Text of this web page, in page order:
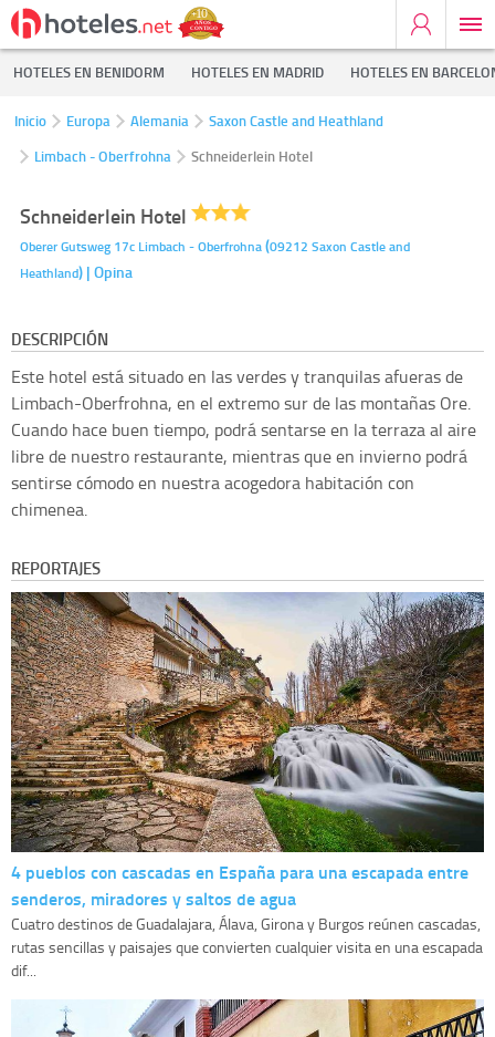
HOTELES EN BENIDORM HOTELES EN MADRID HOTELES EN
Inicio Europa Alemania
Saxon Castle and Heathland
Limbach - Oberfrohna
Schneiderlein Hotel
Schneiderlein Hotel
Oberer Gutsweg 17c Limbach - Oberfrohna(09212 Saxon Castle and
Heathland) | Opina
DESCRIPCIÓN
Este hotel está situado en las verdes y tranquilas afueras de
Limbach-Oberfrohna, en el extremo sur de las montañas Ore.
Cuando hace buen tiempo, podrá sentarse en la terraza al aire
libre de nuestro restaurante, mientras que en invierno podrá
sentirse cómodo en nuestra acogedora habitación con
chimenea.
REPORTAJES
4 pueblos con cascadas en España para una escapada entre
senderos, miradores y saltos de agua
Cuatro destinos de Guadalajara, Álava, Girona y Burgos reúnen cascadas,
rutas sencillas y paisajes que convierten cualquier visita en una escapada
dif...